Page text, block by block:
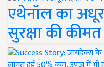
एथेनॉल का
सुरक्षा की